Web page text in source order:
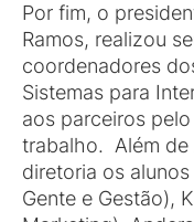
Por fim, o
Ramos, realizou
coordenadores
Sistemas para
aos parceiros
trabalho. Além de
diretoria os
Gente e Gestão),